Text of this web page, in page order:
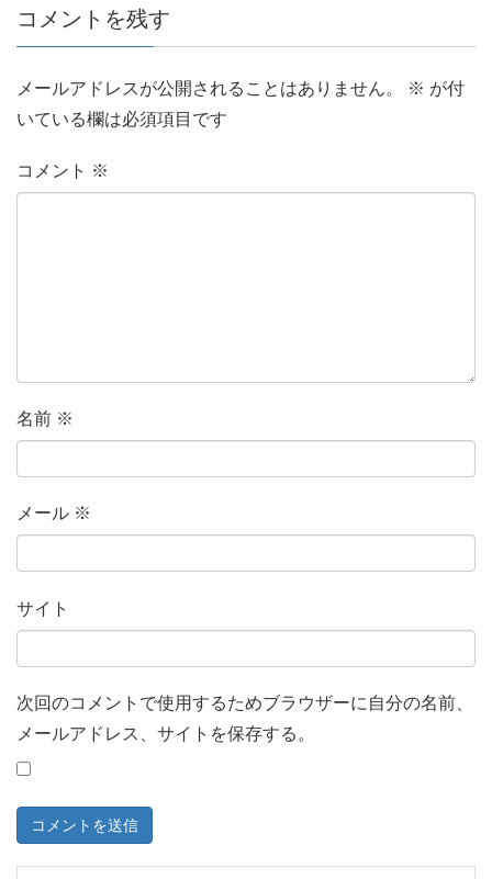
コメントを残す
メールアドレスが公開されることはありません。 ※ が付
いている欄は必須項目です
コメント ※
名前 ※
メール ※
サイト
次回のコメントで使用するためブラウザーに自分の名前、
メールアドレス、サイトを保存する。